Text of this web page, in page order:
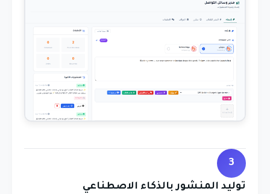
3
توليد المنشور بالذكاء الاصطناعي